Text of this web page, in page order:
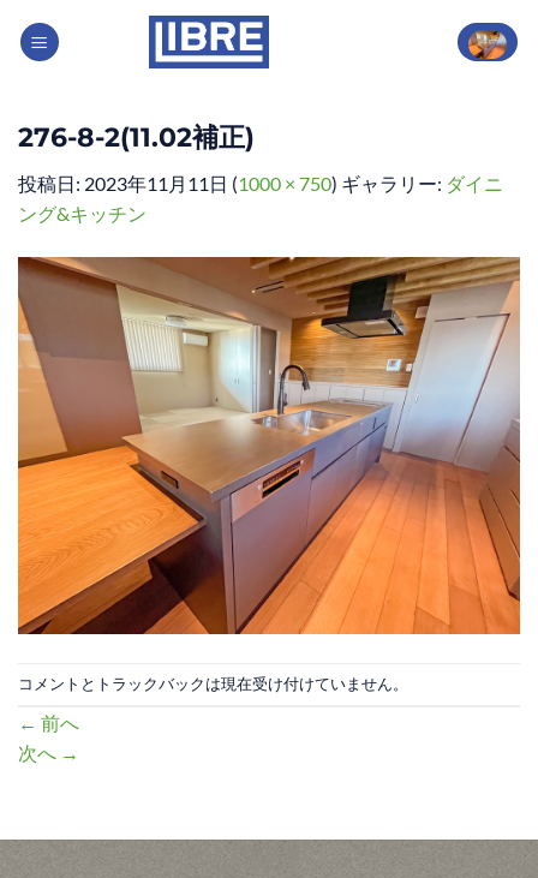
276-8-2(11.02補正)
投稿日: 2023年11月11日 (1000 × 750) ギャラリー: ダイニ
ング&キッチン
コメントとトラックバックは現在受け付けていません。
← 前へ
次へ →